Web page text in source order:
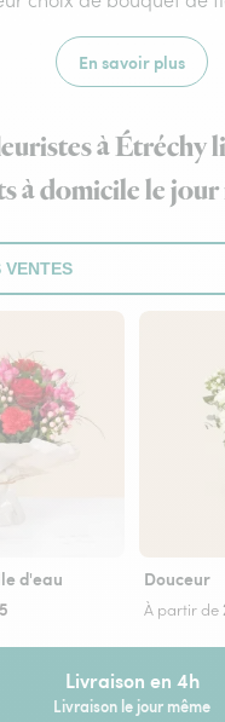
En savoir plus
à Étréchy
à domicile le
d'eau Douceur
À partir de
Livraison en 4h
Livraison le jour même